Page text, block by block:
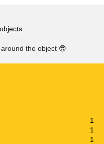
the object 😎
1
1
1